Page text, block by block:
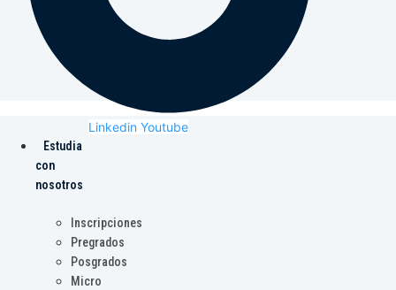
Linkedin Youtube
Estudia
con
nosotros
Inscripciones
Pregrados
Posgrados
Micro